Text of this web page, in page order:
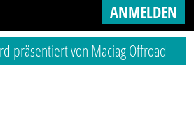
ANMELDEN
präsentiert von Maciag Offroad